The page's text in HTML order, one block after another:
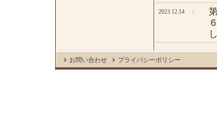
2023.12.14 ：
お問い合わせ プライバシーポリシー